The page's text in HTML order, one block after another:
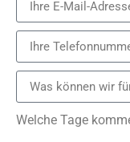
Welche Tage